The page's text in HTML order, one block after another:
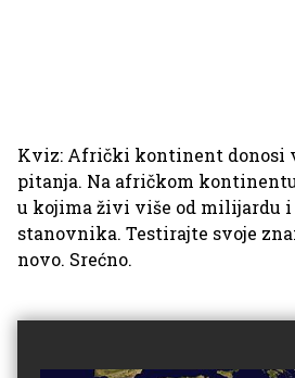
Kviz: Afrički kontinent donosi
pitanja. Na afričkom
u kojima živi više od milijardu i
stanovnika. Testirajte svoje
novo. Srećno.